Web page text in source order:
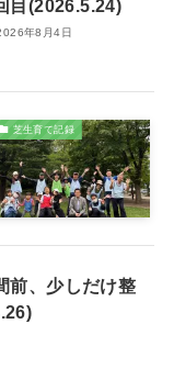
目(2026.5.24)
年8月4日
芝生育て記録
前、少しだけ整